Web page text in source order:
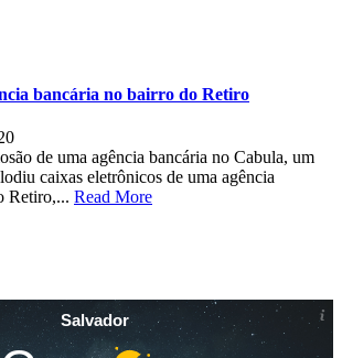
bancária no bairro do Retiro
de uma agência bancária no Cabula, um
caixas eletrônicos de uma agência
Retiro,... Read More
Salvador